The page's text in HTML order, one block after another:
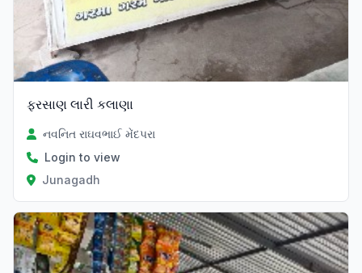
ફરસાણ લારી કલાણા
નવનિત રાઘવભાઈ મેંદપરા
Login to view
Junagadh